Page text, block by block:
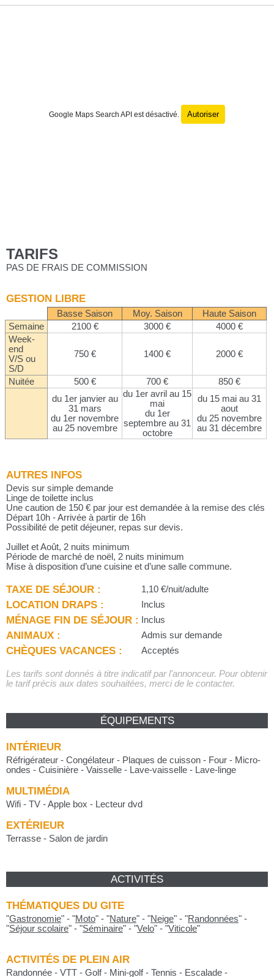
Google Maps Search API est désactivé. Autoriser
TARIFS
PAS DE FRAIS DE COMMISSION
GESTION LIBRE
Basse Saison Moy. Saison
Haute Saison
Semaine
2100 € 3000 €
4000 €
Week-
end
V/S ou
S/D
750 € 1400 € 2000 €
Nuitée 500 € 700 €
850 €
du 1er janvier au
31 mars
du 1er novembre
au 25 novembre
du 1er avril au 15
mai
du 1er
septembre au 31
octobre
du 15 mai au 31
aout
du 25 novembre
au 31 décembre
AUTRES INFOS
Devis sur simple demande
Linge de toilette inclus
Une caution de 150 € par jour est demandée à la remise des clés
Départ 10h - Arrivée à partir de 16h
Possibilité de petit déjeuner, repas sur devis.
Juillet et Août, 2 nuits minimum
Période de marché de noël, 2 nuits minimum
Mise à disposition d’une cuisine et d’une salle commune.
TAXE DE SÉJOUR : 1,10 €/nuit/adulte
LOCATION DRAPS : Inclus
MÉNAGE FIN DE SÉJOUR : Inclus
ANIMAUX : Admis sur demande
CHÈQUES VACANCES : Acceptés
Les tarifs sont donnés à titre indicatif par l'annonceur. Pour obtenir
le tarif précis aux dates souhaitées, merci de le contacter.
ÉQUIPEMENTS
INTÉRIEUR
Réfrigérateur - Congélateur - Plaques de cuisson - Four - Micro-
ondes - Cuisinière - Vaisselle - Lave-vaisselle - Lave-linge
MULTIMÉDIA
Wifi - TV - Apple box - Lecteur dvd
EXTÉRIEUR
Terrasse - Salon de jardin
ACTIVITÉS
THÉMATIQUES DU GITE
"Gastronomie" - "Moto" - "Nature" - "Neige" - "Randonnées" -
"Séjour scolaire" - "Séminaire" - "Velo" - "Viticole"
ACTIVITÉS DE PLEIN AIR
Randonnée - VTT - Golf - Mini-golf - Tennis - Escalade -